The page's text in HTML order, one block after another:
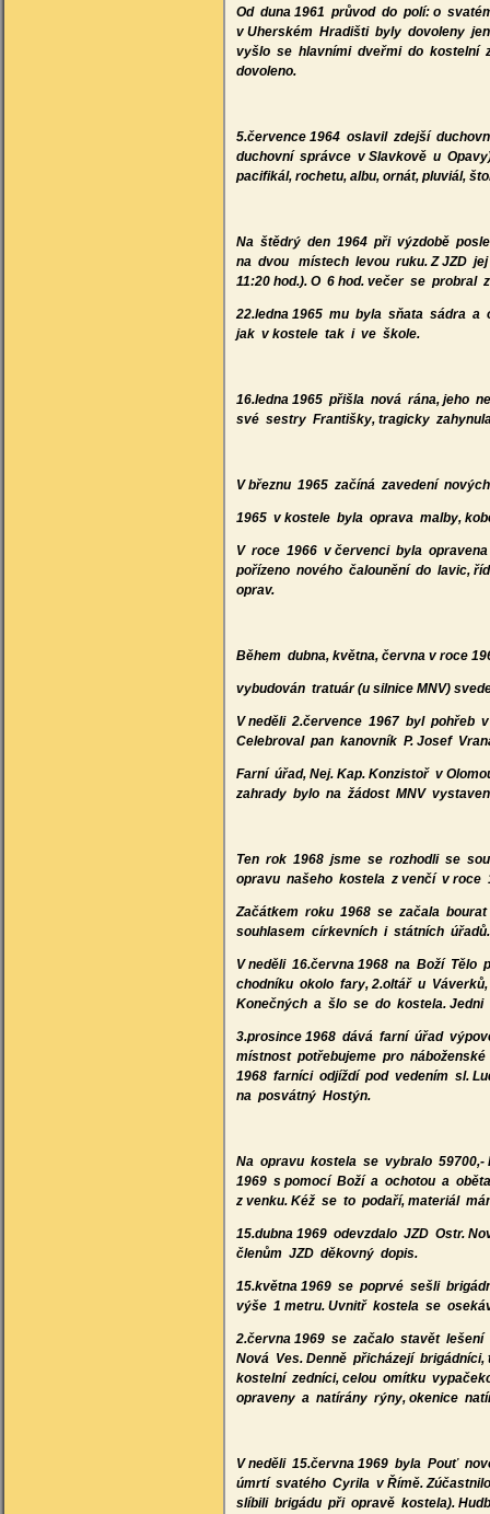
Od duna 1961 průvod do polí: o
v Uherském Hradišti byly dovoleny
vyšlo se hlavními dveřmi do kostelní
dovoleno.
5.července 1964 oslavil zdejší
duchovní správce v Slavkově u
pacifikál, rochetu, albu, ornát, pluviál,
Na štědrý den 1964 při výzdobě
na dvou místech levou ruku. Z JZD
11:20 hod.). O 6 hod. večer se
22.ledna 1965 mu byla sňata sádra
jak v kostele tak i ve škole.
16.ledna 1965 přišla nová rána, jeho
své sestry Františky, tragicky
V březnu 1965 začíná zavedení
1965 v kostele byla oprava malby,
V roce 1966 v červenci byla
pořízeno nového čalounění do lavic,
oprav.
Během dubna, května, června v roce
vybudován tratuár (u silnice MNV)
V neděli 2.července 1967 byl pohřeb
Celebroval pan kanovník P. Josef
Farní úřad, Nej. Kap. Konzistoř v
zahrady bylo na žádost MNV
Ten rok 1968 jsme se rozhodli se
opravu našeho kostela z venčí v roce
Začátkem roku 1968 se začala
souhlasem církevních i státních
V neděli 16.června 1968 na Boží
chodníku okolo fary, 2.oltář u
Konečných a šlo se do kostela.
3.prosince 1968 dává farní úřad
místnost potřebujeme pro
1968 farníci odjíždí pod vedením sl.
na posvátný Hostýn.
Na opravu kostela se vybralo 59700,-
1969 s pomocí Boží a ochotou a
z venku. Kéž se to podaří, materiál
15.dubna 1969 odevzdalo JZD Ostr.
členům JZD děkovný dopis.
15.května 1969 se poprvé sešli
výše 1 metru. Uvnitř kostela se
2.června 1969 se začalo stavět
Nová Ves. Denně přicházejí
kostelní zedníci, celou omítku
opraveny a natírány rýny, okenice
V neděli 15.června 1969 byla Pouť
úmrtí svatého Cyrila v Římě.
slíbili brigádu při opravě kostela).